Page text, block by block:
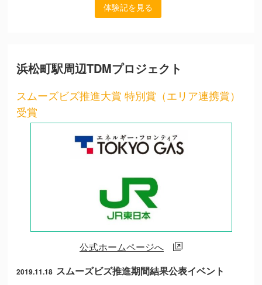
体験記を見る
浜松町駅周辺TDMプロジェクト
スムーズビズ推進大賞 特別賞（エリア連携賞）
受賞
公式ホームページへ
2019.11.18 スムーズビズ推進期間結果公表イベント